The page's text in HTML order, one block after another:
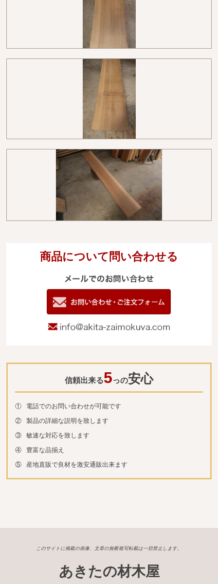
商品について問い合わせる
info@akita-
信頼出来る5っの安心
①
電話でのお問い合わせが可能です
②
製品の詳細な説明を致します
③
敏速な対応を致します
④
豊富な品揃え
⑤
産地直販で良材を激安通販出来ます
このサイトに掲載の画像、文章の無断複写転載は一切禁止します。
あきたの材木屋